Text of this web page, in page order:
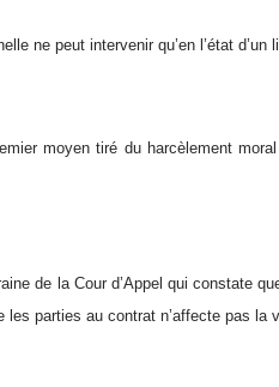
ne peut intervenir qu’en l’état
moyen tiré du harcèlement
de la Cour d’Appel qui constate
les parties au contrat n’affecte pas la